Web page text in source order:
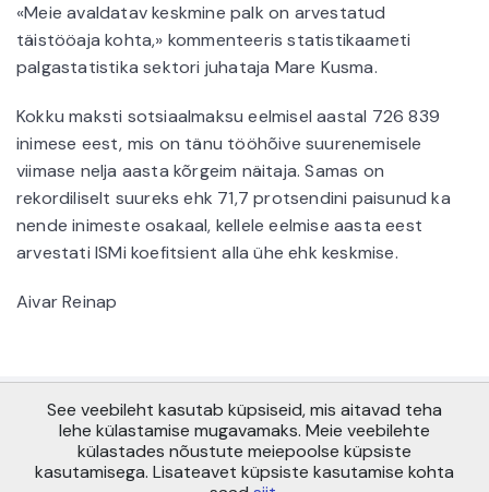
«Meie avaldatav keskmine palk on arvestatud
täistööaja kohta,» kommenteeris statistikaameti
palgastatistika sektori juhataja Mare Kusma.
Kokku maksti sotsiaalmaksu eelmisel aastal 726 839
inimese eest, mis on tänu tööhõive suurenemisele
viimase nelja aasta kõrgeim näitaja. Samas on
rekordiliselt suureks ehk 71,7 protsendini paisunud ka
nende inimeste osakaal, kellele eelmise aasta eest
arvestati ISMi koefitsient alla ühe ehk keskmise.
Aivar Reinap
Copyright © AS Pensionikeskus 2021
Maakri 19, Tallinn 10145
info@pensionikeskus.ee
See veebileht kasutab küpsiseid, mis aitavad teha
lehe külastamise mugavamaks. Meie veebilehte
külastades nõustute meiepoolse küpsiste
kasutamisega. Lisateavet küpsiste kasutamise kohta